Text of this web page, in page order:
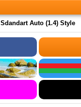
Sdandart Auto (1.4) Style